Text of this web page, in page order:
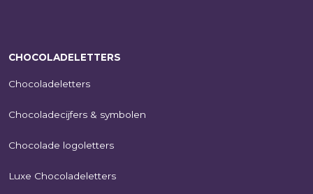
CHOCOLADELETTERS
Chocoladeletters
Chocoladecijfers & symbolen
Chocolade logoletters
Luxe Chocoladeletters